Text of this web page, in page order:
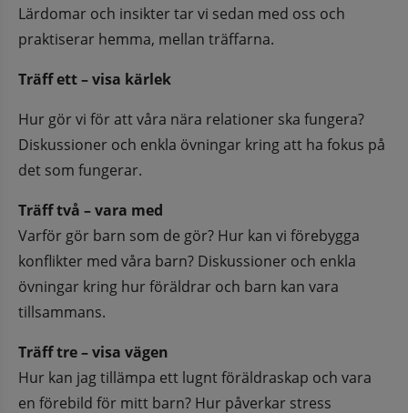
Lärdomar och insikter tar vi sedan med oss och
praktiserar hemma, mellan träffarna.
Träff ett – visa kärlek
Hur gör vi för att våra nära relationer ska fungera?
Diskussioner och enkla övningar kring att ha fokus på
det som fungerar.
Träff två – vara med
Varför gör barn som de gör? Hur kan vi förebygga
konflikter med våra barn? Diskussioner och enkla
övningar kring hur föräldrar och barn kan vara
tillsammans.
Träff tre – visa vägen
Hur kan jag tillämpa ett lugnt föräldraskap och vara
en förebild för mitt barn? Hur påverkar stress